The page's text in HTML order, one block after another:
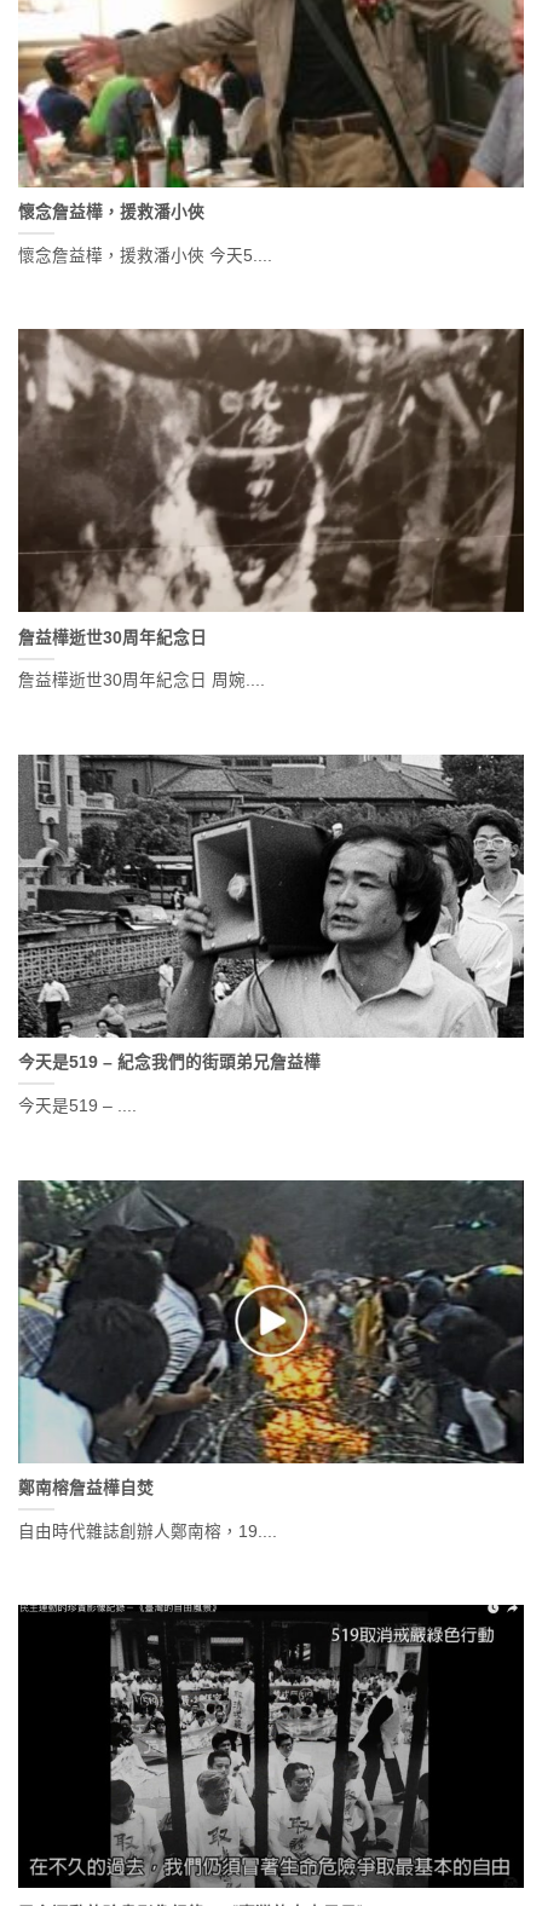
懷念詹益樺，援救潘小俠
懷念詹益樺，援救潘小俠 今天5....
詹益樺逝世30周年紀念日
詹益樺逝世30周年紀念日 周婉....
今天是519 – 紀念我們的街頭弟兄詹益樺
今天是519 – ....
鄭南榕詹益樺自焚
自由時代雜誌創辦人鄭南榕，19....